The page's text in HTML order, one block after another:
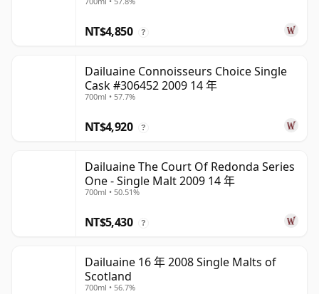
NT$4,850 ?
Dailuaine Connoisseurs Choice Single
Cask #306452 2009 14 年
700ml • 57.7%
NT$4,920 ?
Dailuaine The Court Of Redonda Series
One - Single Malt 2009 14 年
700ml • 50.51%
NT$5,430 ?
Dailuaine 16 年 2008 Single Malts of
Scotland
700ml • 56.7%